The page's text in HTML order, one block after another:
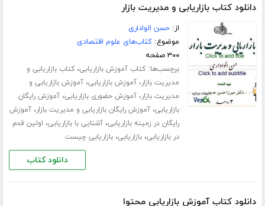
دانلود کتاب بازاریابی و مدیریت بازار
از:حسن الواداری
موضوع:کتاب‌های علوم اقتصادی
۳۰۰ صفحه
برچسب‌ها:کتاب آموزش بازاریابی،کتاب بازاریابی و
مدیریت بازار،آموزش بازاریابی،آموزش بازاریابی و
مدیریت بازار،آموزش حضوری بازاریابی،آموزش رایگان
بازاریابی،آموزش رایگان بازاریابی و مدیریت بازار،آموزش
رایگان در زمینه بازاریابی،آشنایی با بازاریابی، اولین قدم
در بازاریابی،بازاریابی،بازاریابی چیست
دانلود کتاب
دانلود کتاب آموزش بازاریابی محتوا